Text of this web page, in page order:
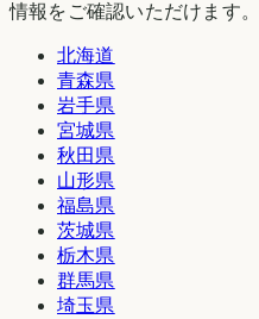
情報をご確認いただけます。
北海道
青森県
岩手県
宮城県
秋田県
山形県
福島県
茨城県
栃木県
群馬県
埼玉県